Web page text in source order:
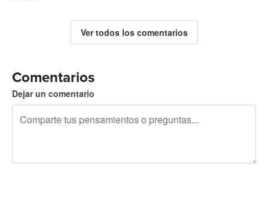
Ver todos los comentarios
Comentarios
Dejar un comentario